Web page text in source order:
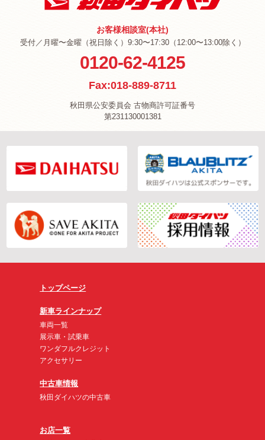
お客様相談室(本社)
受付／月曜〜金曜（祝日除く）9:30〜17:30（12:00〜13:00除く）
0120-62-4125
Fax:018-889-8711
秋田県公安委員会 古物商許可証番号
第231130001381
トップページ
新車ラインナップ
車両一覧
展示車・試乗車
ワンダフルクレジット
アクセサリー
中古車情報
秋田ダイハツの中古車
お店一覧